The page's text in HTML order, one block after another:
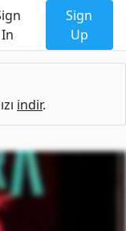
In
Sign
Up
indir.